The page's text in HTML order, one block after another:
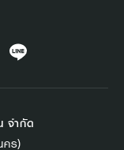
จำกัด
คร)